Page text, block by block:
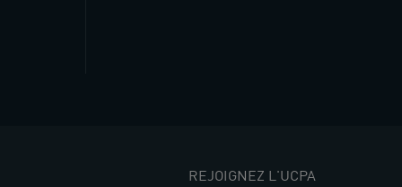
REJOIGNEZ L'UCPA